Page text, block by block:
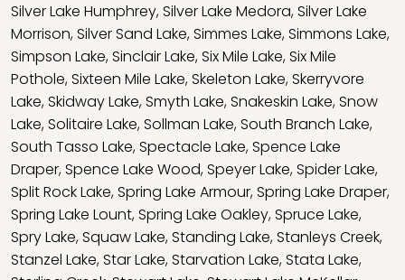
Silver Lake Humphrey,Silver Lake Medora,Silver Lake
Morrison,Silver Sand Lake,Simmes Lake,Simmons Lake,
Simpson Lake,Sinclair Lake,Six Mile Lake,Six Mile
Pothole,Sixteen Mile Lake,Skeleton Lake,Skerryvore
Lake,Skidway Lake,Smyth Lake,Snakeskin Lake,Snow
Lake,Solitaire Lake,Sollman Lake,South Branch Lake,
South Tasso Lake,Spectacle Lake,Spence Lake
Draper,Spence Lake Wood,Speyer Lake,Spider Lake,
Split Rock Lake,Spring Lake Armour,Spring Lake Draper,
Spring Lake Lount,Spring Lake Oakley,Spruce Lake,
Spry Lake,Squaw Lake,Standing Lake,Stanleys Creek,
Stanzel Lake,Star Lake,Starvation Lake,Stata Lake,